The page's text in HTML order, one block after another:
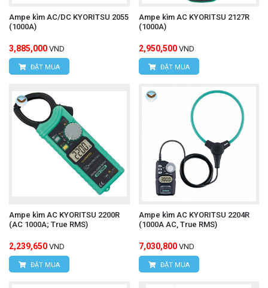
Ampe kìm AC/DC KYORITSU 2055
(1000A)
3,885,000 VND
ĐẶT MUA
Ampe kìm AC KYORITSU 2127R
(1000A)
2,950,500 VND
ĐẶT MUA
Ampe kìm AC KYORITSU 2200R
(AC 1000A; True RMS)
2,239,650 VND
ĐẶT MUA
Ampe kìm AC KYORITSU 2204R
(1000A AC, True RMS)
7,030,800 VND
ĐẶT MUA